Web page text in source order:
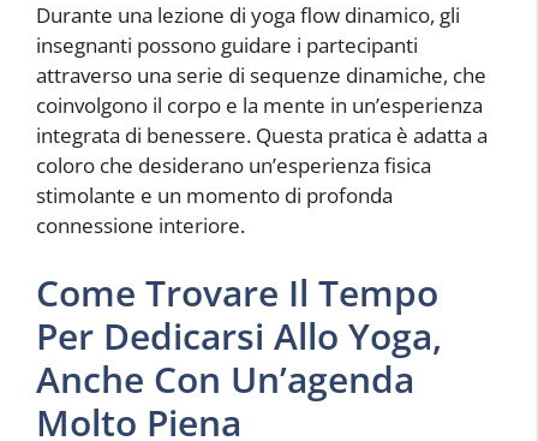
Durante una lezione di yoga flow dinamico, gli
insegnanti possono guidare i partecipanti
attraverso una serie di sequenze dinamiche, che
coinvolgono il corpo e la mente in un’esperienza
integrata di benessere. Questa pratica è adatta a
coloro che desiderano un’esperienza fisica
stimolante e un momento di profonda
connessione interiore.
Come Trovare Il Tempo
Per Dedicarsi Allo Yoga,
Anche Con Un’agenda
Molto Piena